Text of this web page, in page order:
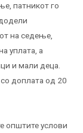
патникот го
на седење,
уплата, а
и мали деца.
доплата од 20
општите услови